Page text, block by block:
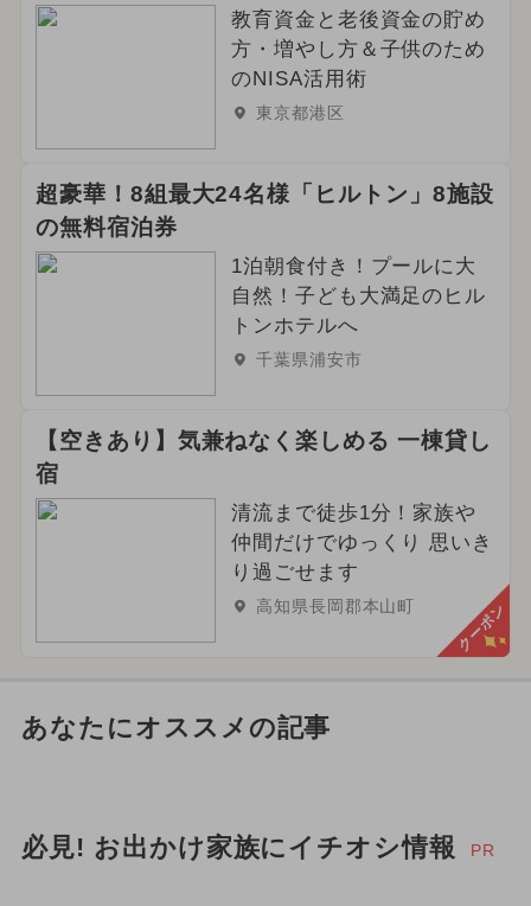
教育資金と老後資金の貯め
方・増やし方＆子供のため
のNISA活用術
東京都港区
超豪華！8組最大24名様「ヒルトン」8施設
の無料宿泊券
1泊朝食付き！プールに大
自然！子ども大満足のヒル
トンホテルへ
千葉県浦安市
【空きあり】気兼ねなく楽しめる 一棟貸し
宿
清流まで徒歩1分！家族や
仲間だけでゆっくり 思いき
り過ごせます
高知県長岡郡本山町 クーポン
あなたにオススメの記事
必見! お出かけ家族にイチオシ情報 PR